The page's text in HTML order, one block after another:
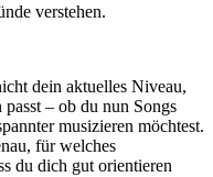
verstehen.
dein aktuelles Niveau,
– ob du nun Songs
musizieren möchtest.
für welches
du dich gut orientieren